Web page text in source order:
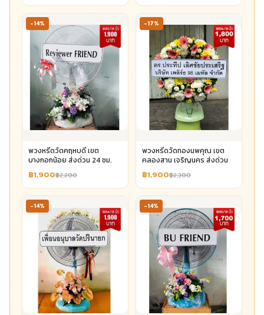
-14%
พวงหรีดวัดคฤหบดี เขต
บางกอกน้อย ส่งด่วน 24 ชม.
฿1,900฿2,200
-17%
พวงหรีดวัดทองนพคุณ เขต
คลองสาน เจริญนคร ส่งด่วน
฿1,900฿2,300
-14% -14%